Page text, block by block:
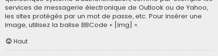
services de messagerie électronique de Outlook ou de Yahoo,
les sites protégés par un mot de passe, etc. Pour insérer une
image, utilisez la balise BBCode « [img] ».
Haut